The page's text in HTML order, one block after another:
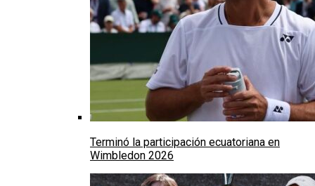
Terminó la participación ecuatoriana en
Wimbledon 2026